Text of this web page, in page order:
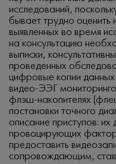
исследований,
бывает трудно оценить
выявленных во время
на консультацию
выписки,
проведенных
цифровые копии
видео-ЭЭГ
флэш-накопителях
постановки точного
описание приступов: их
провоцирующих
предоставить
сопровождающим,